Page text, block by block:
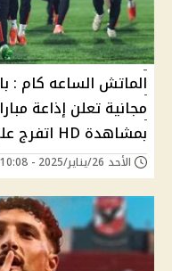
الماتش الساعه كام :
مجانية تعلن إذاعة
بمشاهدة HD اتفرج علي الرايق وانت في بيتك
الأحد 26/يناير/2025 - 10:08 ص